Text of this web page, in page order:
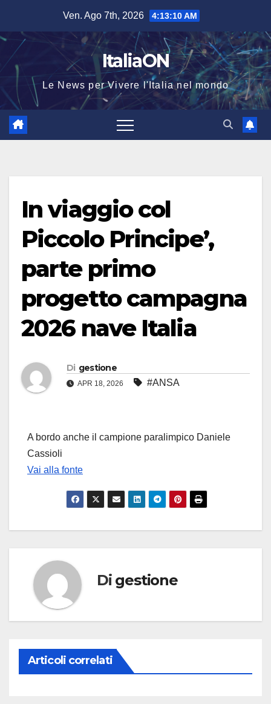
contenuto
Ven. Ago 7th, 2026 4:13:10 AM
ItaliaON
Le News per Vivere l'Italia nel mondo
In viaggio col
Piccolo Principe’,
parte primo
progetto campagna
2026 nave Italia
Di gestione
APR 18, 2026 #ANSA
A bordo anche il campione paralimpico Daniele
Cassioli
Vai alla fonte
Di gestione
Articoli correlati